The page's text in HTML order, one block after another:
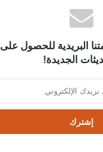
البريدية للحصول على
الجديدة!